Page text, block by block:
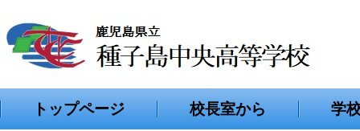
トップページ 校長室から 学